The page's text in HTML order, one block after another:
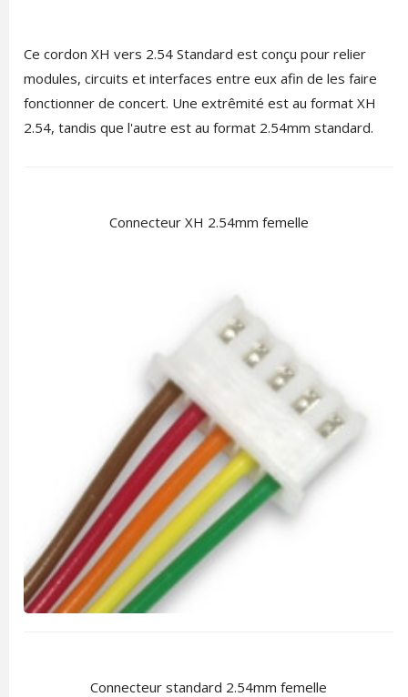
Ce cordon XH vers 2.54 Standard est conçu pour relier
modules, circuits et interfaces entre eux afin de les faire
fonctionner de concert. Une extrêmité est au format XH
2.54, tandis que l'autre est au format 2.54mm standard.
Connecteur XH 2.54mm femelle
Connecteur standard 2.54mm femelle